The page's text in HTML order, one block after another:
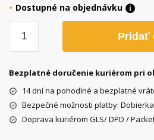
Dostupné na objednávku
i
Kľúč
viackolieska
Kovys
Pridať
Bezplatné doručenie kuriérom pri
14 dní na pohodlné a bezplatné
Bezpečné možnosti platby:
Doprava kuriérom GLS/ DPD /